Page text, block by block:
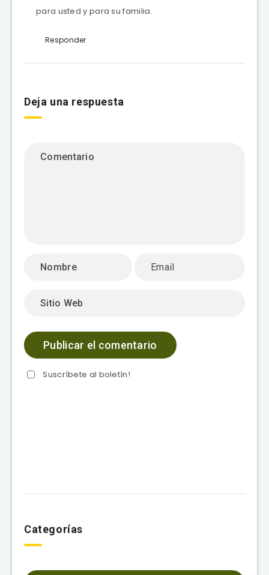
para usted y para su familia.
Responder
Deja una respuesta
Suscríbete al boletín!
Categorías